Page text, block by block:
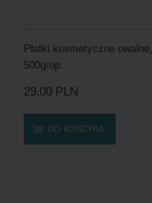
Płatki kosmetyczne owalne,
500g/op.
29,00 PLN
DO KOSZYKA